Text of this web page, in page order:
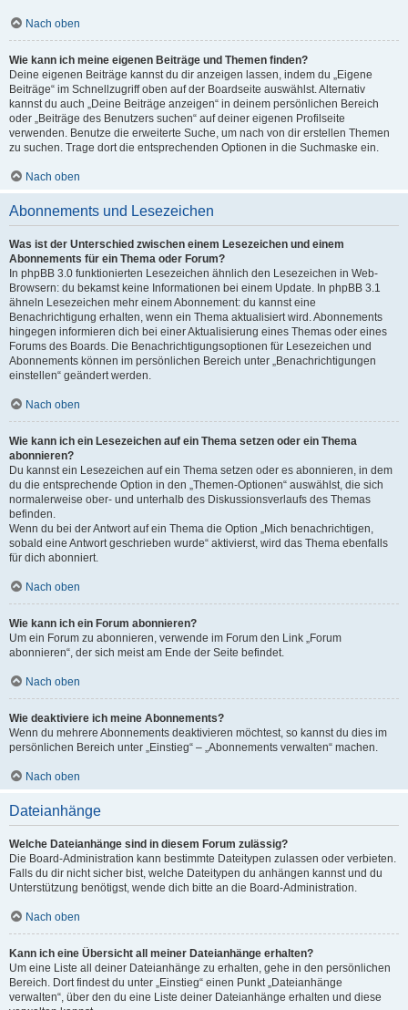
Nach oben
Wie kann ich meine eigenen Beiträge und Themen finden?
Deine eigenen Beiträge kannst du dir anzeigen lassen, indem du „Eigene
Beiträge“ im Schnellzugriff oben auf der Boardseite auswählst. Alternativ
kannst du auch „Deine Beiträge anzeigen“ in deinem persönlichen Bereich
oder „Beiträge des Benutzers suchen“ auf deiner eigenen Profilseite
verwenden. Benutze die erweiterte Suche, um nach von dir erstellen Themen
zu suchen. Trage dort die entsprechenden Optionen in die Suchmaske ein.
Nach oben
Abonnements und Lesezeichen
Was ist der Unterschied zwischen einem Lesezeichen und einem
Abonnements für ein Thema oder Forum?
In phpBB 3.0 funktionierten Lesezeichen ähnlich den Lesezeichen in Web-
Browsern: du bekamst keine Informationen bei einem Update. In phpBB 3.1
ähneln Lesezeichen mehr einem Abonnement: du kannst eine
Benachrichtigung erhalten, wenn ein Thema aktualisiert wird. Abonnements
hingegen informieren dich bei einer Aktualisierung eines Themas oder eines
Forums des Boards. Die Benachrichtigungsoptionen für Lesezeichen und
Abonnements können im persönlichen Bereich unter „Benachrichtigungen
einstellen“ geändert werden.
Nach oben
Wie kann ich ein Lesezeichen auf ein Thema setzen oder ein Thema
abonnieren?
Du kannst ein Lesezeichen auf ein Thema setzen oder es abonnieren, in dem
du die entsprechende Option in den „Themen-Optionen“ auswählst, die sich
normalerweise ober- und unterhalb des Diskussionsverlaufs des Themas
befinden.
Wenn du bei der Antwort auf ein Thema die Option „Mich benachrichtigen,
sobald eine Antwort geschrieben wurde“ aktivierst, wird das Thema ebenfalls
für dich abonniert.
Nach oben
Wie kann ich ein Forum abonnieren?
Um ein Forum zu abonnieren, verwende im Forum den Link „Forum
abonnieren“, der sich meist am Ende der Seite befindet.
Nach oben
Wie deaktiviere ich meine Abonnements?
Wenn du mehrere Abonnements deaktivieren möchtest, so kannst du dies im
persönlichen Bereich unter „Einstieg“ – „Abonnements verwalten“ machen.
Nach oben
Dateianhänge
Welche Dateianhänge sind in diesem Forum zulässig?
Die Board-Administration kann bestimmte Dateitypen zulassen oder verbieten.
Falls du dir nicht sicher bist, welche Dateitypen du anhängen kannst und du
Unterstützung benötigst, wende dich bitte an die Board-Administration.
Nach oben
Kann ich eine Übersicht all meiner Dateianhänge erhalten?
Um eine Liste all deiner Dateianhänge zu erhalten, gehe in den persönlichen
Bereich. Dort findest du unter „Einstieg“ einen Punkt „Dateianhänge
verwalten“, über den du eine Liste deiner Dateianhänge erhalten und diese